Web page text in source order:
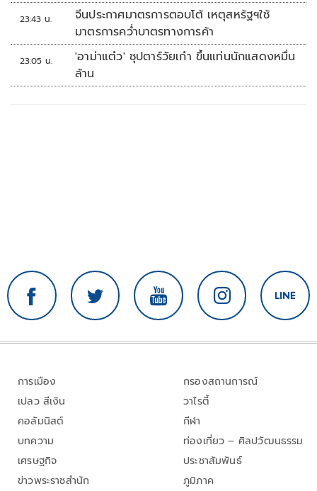
23:43 น.
จีนประกาศมาตรการตอบโต้ เหตุสหรัฐฯใช้
มาตรการคว่ำบาตรทางการค้า
23:05 น.
'อาม่าแต๋ว' ซุปตาร์วัยเก๋า ขึ้นแท่นนักแสดงหมื่น
ล้าน
การเมือง
เปลว สีเงิน
คอลัมนิสต์
บทความ
เศรษฐกิจ
ข่าวพระราชสำนัก
กรองสถานการณ์
วาไรตี้
กีฬา
ท่องเที่ยว – ศิลปวัฒนธรรม
ประชาสัมพันธ์
ภูมิภาค